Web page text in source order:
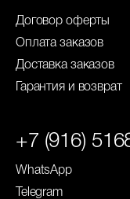
Договор оферты
Оплата заказов
Доставка заказов
Гарантия и возврат
+7 (916)
WhatsApp
Telegram